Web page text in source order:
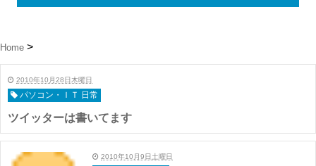
Home
2010年10月28日木曜日
パソコン・ＩＴ 日常
ツイッターは書いてます
2010年10月9日土曜日